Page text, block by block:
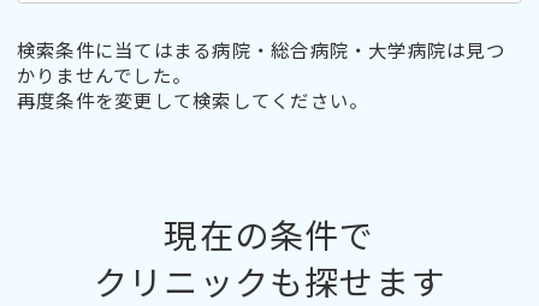
検索条件に当てはまる病院・総合病院・大学病院は見つ
かりませんでした。
再度条件を変更して検索してください。
現在の条件で
クリニックも探せます